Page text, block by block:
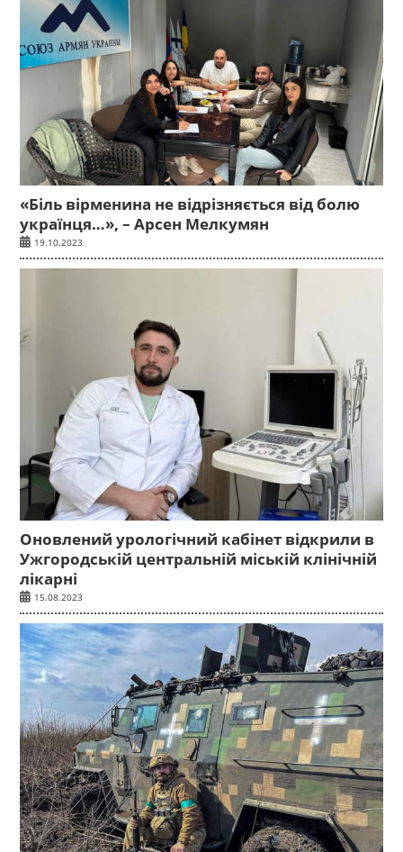
«Біль вірменина не відрізняється від болю
українця…», – Арсен Мелкумян
19.10.2023
Оновлений урологічний кабінет відкрили в
Ужгородській центральній міській клінічній
лікарні
15.08.2023